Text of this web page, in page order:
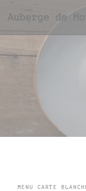
Auberge de
MENU CARTE